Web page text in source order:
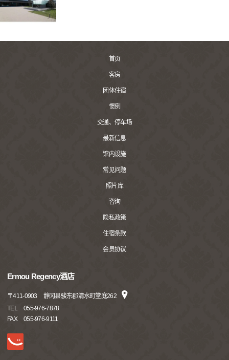
首页
客房
团体住宿
惯例
交通、停车场
最新信息
馆内设施
常见问题
照片库
咨询
隐私政策
住宿条款
会员协议
Ermou Regency酒店
〒411-0903
静冈县骏东郡清水町堂庭262
TEL
055-976-7878
FAX
055-976-9111